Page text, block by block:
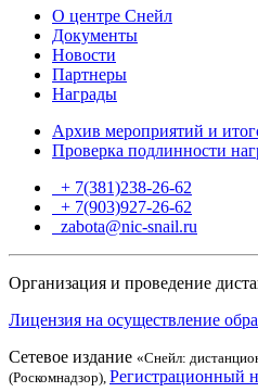
О центре Снейл
Документы
Новости
Партнеры
Награды
Архив мероприятий и
Проверка подлинности
+ 7(381)238-26-62
+ 7(903)927-26-62
zabota@nic-snail.ru
Организация и проведение
Лицензия на осуществление
Сетевое издание «Снейл:
(Роскомнадзор), Регистрационный